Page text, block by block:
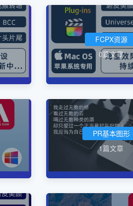
FCPX资源
0篇文章
PR基本图形
1篇文章